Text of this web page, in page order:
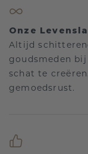
Onze
Altijd
goudsmeden
schat te
gemoedsrust.